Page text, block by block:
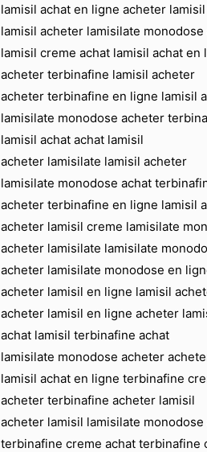
lamisil achat en ligne acheter
lamisil acheter lamisilate monodose
lamisil creme achat lamisil achat en
acheter terbinafine lamisil acheter
acheter terbinafine en ligne lamisil
lamisilate monodose acheter
lamisil achat achat lamisil
acheter lamisilate lamisil acheter
lamisilate monodose achat
acheter terbinafine en ligne lamisil
acheter lamisil creme lamisilate
acheter lamisilate lamisilate
acheter lamisilate monodose en
acheter lamisil en ligne lamisil
acheter lamisil en ligne acheter
achat lamisil terbinafine achat
lamisilate monodose acheter
lamisil achat en ligne terbinafine
acheter terbinafine acheter lamisil
acheter lamisil lamisilate
terbinafine creme achat terbinafine